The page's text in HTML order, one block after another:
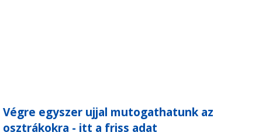
Végre egyszer ujjal mutogathatunk az
osztrákokra - itt a friss adat